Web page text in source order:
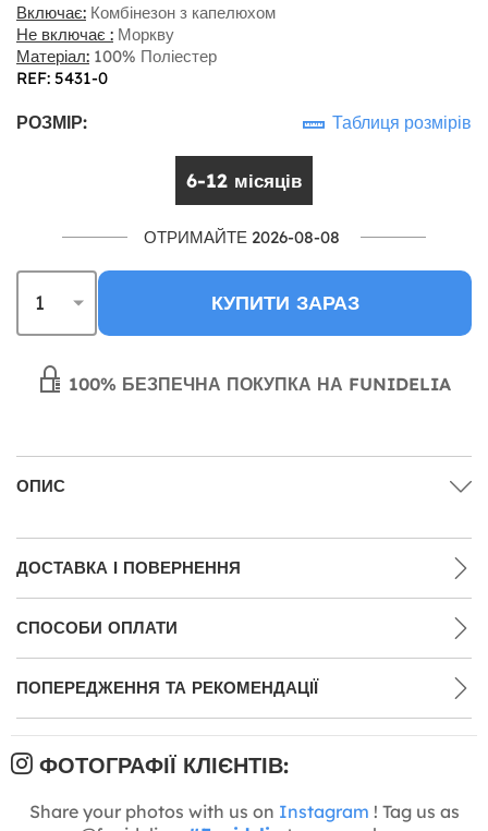
Включає: Комбінезон з капелюхом
Не включає : Моркву
Матеріал: 100% Поліестер
REF: 5431-0
РОЗМІР: Таблиця розмірів
6-12 місяців
ОТРИМАЙТЕ 2026-08-08
КУПИТИ ЗАРАЗ
100% БЕЗПЕЧНА ПОКУПКА НА FUNIDELIA
ОПИС
ДОСТАВКА І ПОВЕРНЕННЯ
СПОСОБИ ОПЛАТИ
ПОПЕРЕДЖЕННЯ ТА РЕКОМЕНДАЦІЇ
ФОТОГРАФІЇ КЛІЄНТІВ:
Share your photos with us on Instagram ! Tag us as